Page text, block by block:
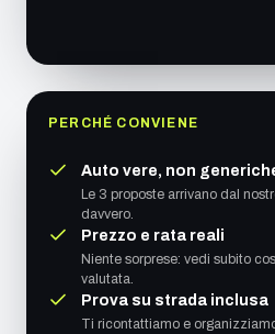
PERCHÉ CONVIENE
Auto vere, non
Le 3 proposte arrivano dal
davvero.
Prezzo e rata reali
Niente sorprese: vedi subito
valutata.
Prova su strada inclusa
Ti ricontattiamo e